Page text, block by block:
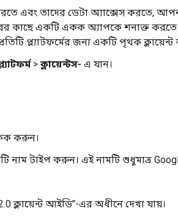
এবং তাদের ডেটা অ্যাক্সেস করতে,
কাছে একটি একক অ্যাপকে শনাক্ত
প্ল্যাটফর্মের জন্য একটি পৃথক
> ক্লায়েন্টস- এ যান।
করুন।
নাম টাইপ করুন। এই নামটি শুধুমাত্র
ক্লায়েন্ট আইডি"-এর অধীনে দেখা যায়।